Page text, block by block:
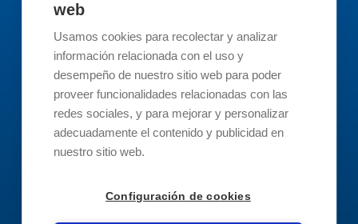
web
Usamos cookies para recolectar y analizar
información relacionada con el uso y
desempeño de nuestro sitio web para poder
proveer funcionalidades relacionadas con las
redes sociales, y para mejorar y personalizar
adecuadamente el contenido y publicidad en
nuestro sitio web.
Configuración de cookies
info@revertis.com
93 519 3894